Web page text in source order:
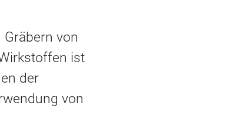
von
ist
der
von